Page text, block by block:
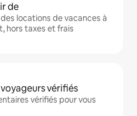
de
locations de vacances à
hors taxes et frais
vérifiés
vérifiés pour vous